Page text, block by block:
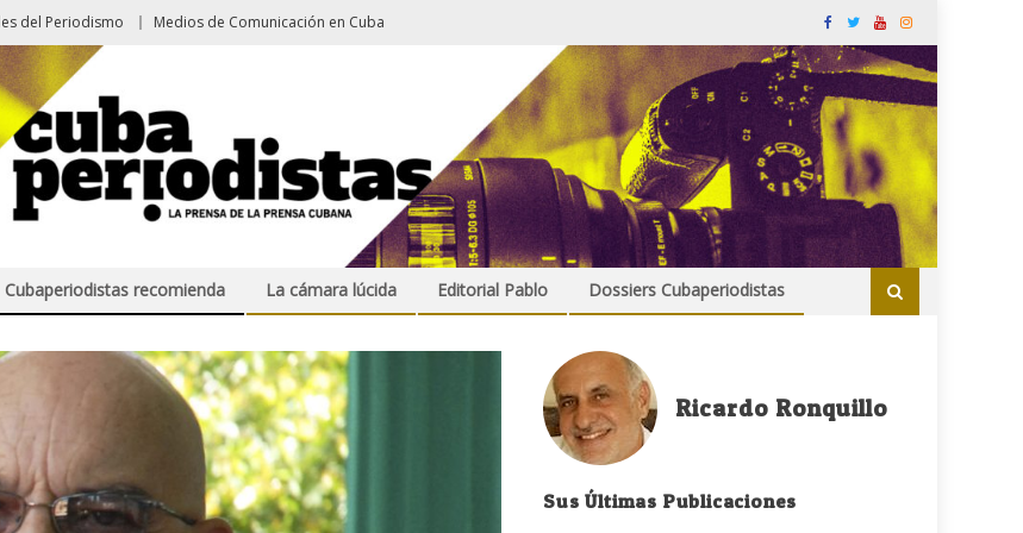
del Periodismo Medios de Comunicación en Cuba
Cubaperiodistas recomienda La cámara lúcida Editorial Pablo Dossiers Cubaperiodistas
Ricardo Ronquillo
Sus Últimas Publicaciones